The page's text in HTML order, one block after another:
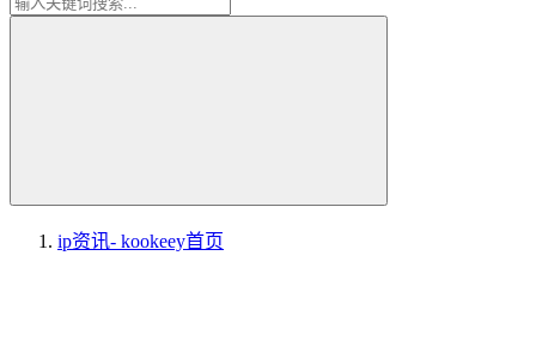
ip资讯- kookeey首页